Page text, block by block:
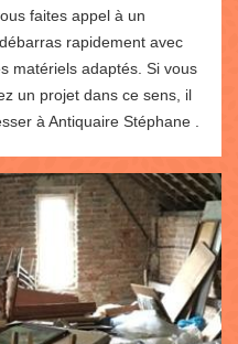
faites appel à un
rapidement avec
matériels adaptés. Si vous
un projet dans ce sens, il
à Antiquaire Stéphane .